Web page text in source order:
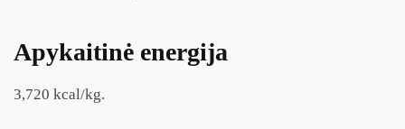
Apykaitinė energija
3,720 kcal/kg.